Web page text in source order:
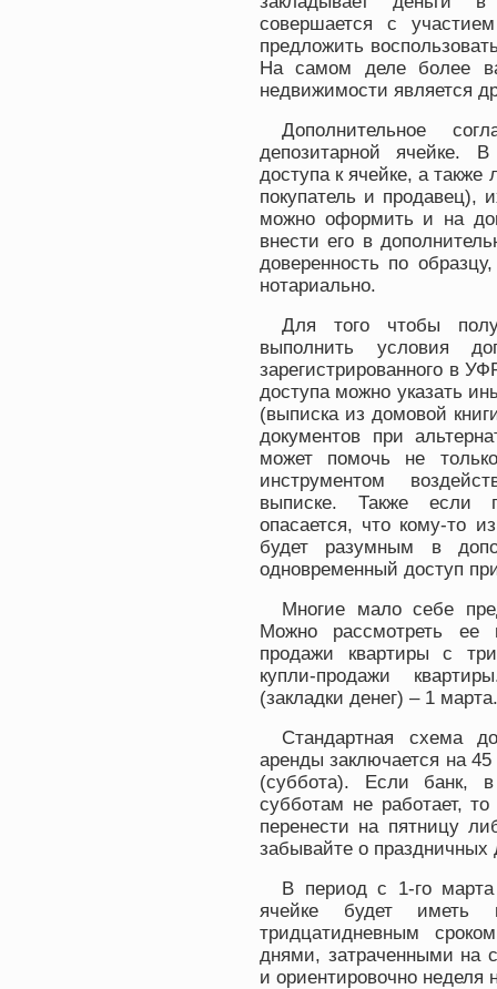
совершается с
предложить
На самом деле более
недвижимости является
Дополнительное
депозитарной ячейке.
доступа к ячейке, а
покупатель и продавец),
можно оформить и на
внести его в
доверенность по
нотариально.
Для того чтобы
выполнить условия
зарегистрированного в
доступа можно указать
(выписка из домовой
документов при
может помочь не
инструментом
выписке. Также если
опасается, что кому-то
будет разумным в
одновременный доступ
Многие мало себе
Можно рассмотреть ее
продажи квартиры с
купли-продажи
(закладки денег) – 1 марта.
Стандартная схема
аренды заключается на
(суббота). Если банк, в
субботам не работает,
перенести на пятницу
забывайте о праздничных
В период с 1-го
ячейке будет иметь
тридцатидневным
днями, затраченными на
и ориентировочно неделя